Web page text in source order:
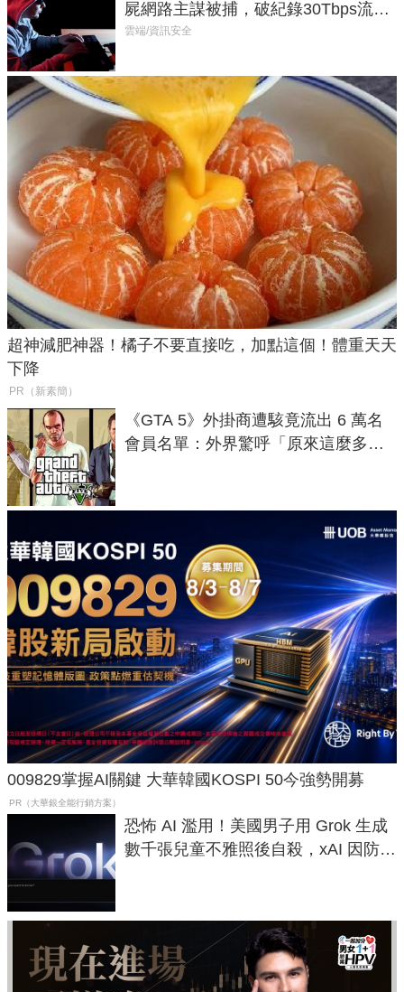
屍網路主謀被捕，破紀錄30Tbps流量
癱瘓全球！
雲端/資訊安全
超神減肥神器！橘子不要直接吃，加點這個！體重天天
下降
PR（新素簡）
《GTA 5》外掛商遭駭竟流出 6 萬名
會員名單：外界驚呼「原來這麼多人
009829掌握AI關鍵 大華韓國KOSPI 50今強勢開募
PR（大華銀全能行銷方案）
恐怖 AI 濫用！美國男子用 Grok 生成
數千張兒童不雅照後自殺，xAI 因防護